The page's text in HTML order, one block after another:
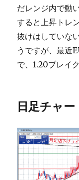
だレンジ内で動
すると上昇トレ
抜けはしていな
うですが、最近
で、1.20ブレイ
日足チャー